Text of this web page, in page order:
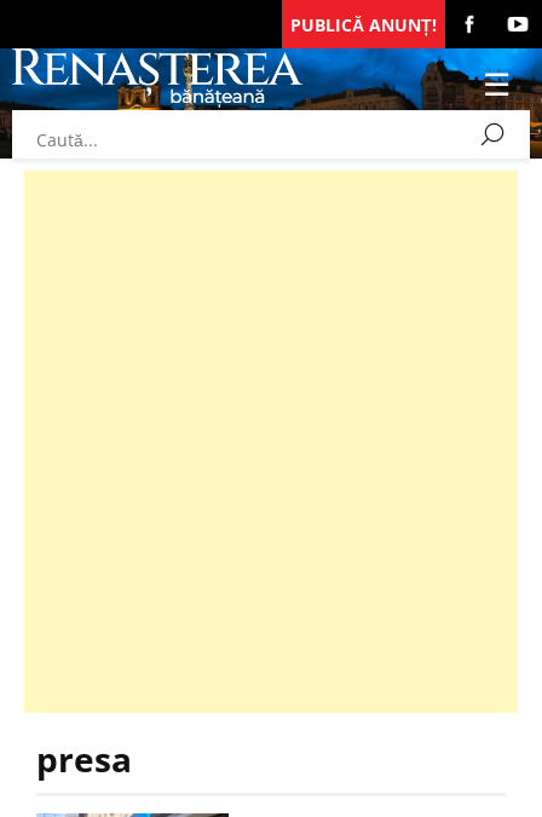
PUBLICĂ ANUNȚ!
presa